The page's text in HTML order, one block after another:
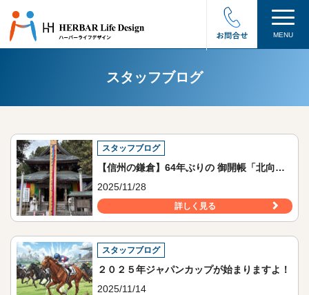
MENU
スタッフブログ
スタッフブログ
【信州の鎌倉】64年ぶりの 御開帳「北向き観音」を訪れる！
2025/11/28
詳しく見る
スタッフブログ
２０２５年ジャパンカップが始まりますよ！
2025/11/14